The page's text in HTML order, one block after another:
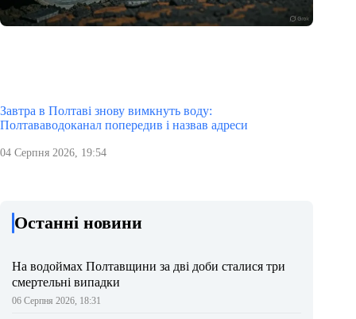
Завтра в Полтаві знову вимкнуть воду:
Полтававодоканал попередив і назвав адреси
04 Серпня 2026, 19:54
Останні новини
На водоймах Полтавщини за дві доби сталися три
смертельні випадки
06 Серпня 2026, 18:31